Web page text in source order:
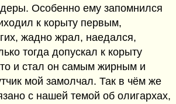
Особенно ему запомнился
к корыту первым,
жадно жрал, наедался,
тогда допускал к корыту
и стал он самым жирным и
мой замолчал. Так в чём же
с нашей темой об олигархах,